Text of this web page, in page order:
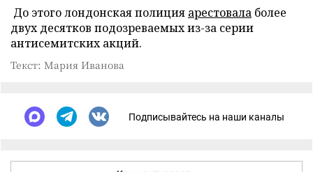
До этого лондонская полиция арестовала более
двух десятков подозреваемых из-за серии
антисемитских акций.
Текст: Мария Иванова
Подписывайтесь на наши каналы